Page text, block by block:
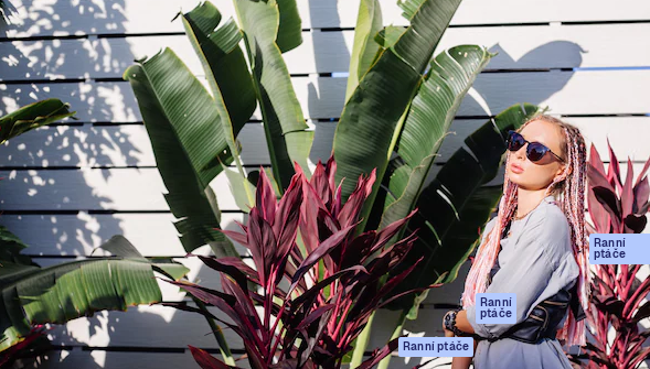
Kreativní platforma pro tvorbu vaší nejlepší
práce. Více než 1 milion předplatitelů napříč
kreativci, podniky, agenturami a studii.
Čeština
Produkty
Spaces
AI asistent
AI generátor
obrázků
AI generátor videa
AI hlasový
generátor
Stock obsah
MCP pro
Claude/ChatGPT
Ranní
ptáče
Agenti Ranní ptáče
Začněte
Academy
Dokumentace
Podpora
Podmínky použití
Zásady ochrany
osobních údajů
Originály Ranní
ptáče
Zásady používání
souborů cookie
Centrum důvěry
Partneři